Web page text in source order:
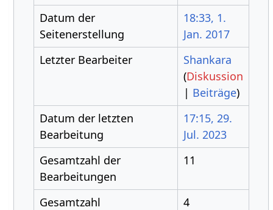
Datum der
Seitenerstellung
18:33, 1.
Jan. 2017
Letzter Bearbeiter
Shankara
(Diskussion
| Beiträge)
Datum der letzten
Bearbeitung
17:15, 29.
Jul. 2023
Gesamtzahl der
Bearbeitungen
11
Gesamtzahl
4